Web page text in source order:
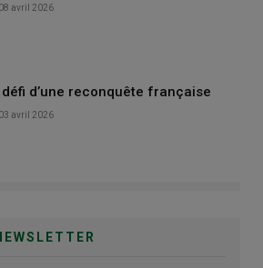
08 avril 2026
défi d’une reconquête française
03 avril 2026